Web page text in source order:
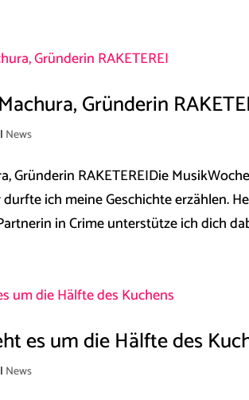
Gründerin
| News
Gründerin RAKETEREI​​Die
ich meine Geschichte erzählen.
in Crime unterstütze ich dich
es um die Hälfte des
| News